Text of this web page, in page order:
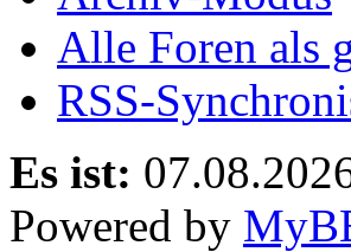
Alle Foren als
RSS-
Es ist:
Powered by